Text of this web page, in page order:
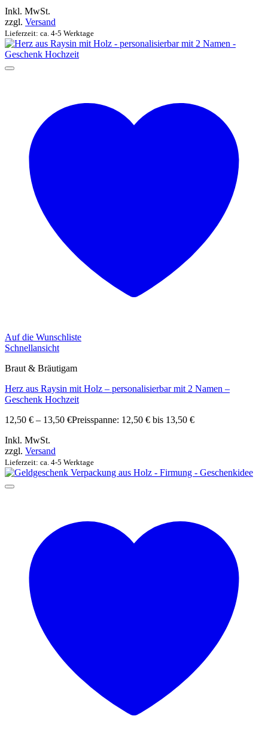
Inkl. MwSt.
zzgl. Versand
Lieferzeit: ca. 4-5 Werktage
Auf die Wunschliste
Schnellansicht
Braut & Bräutigam
Herz aus Raysin mit Holz – personalisierbar mit 2 Namen –
Geschenk Hochzeit
12,50 € – 13,50 €Preisspanne: 12,50 € bis 13,50 €
Inkl. MwSt.
zzgl. Versand
Lieferzeit: ca. 4-5 Werktage